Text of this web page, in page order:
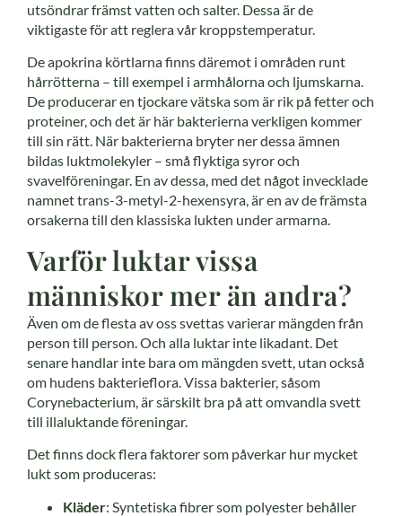
utsöndrar främst vatten och salter. Dessa är de
viktigaste för att reglera vår kroppstemperatur.
De apokrina körtlarna finns däremot i områden runt
hårrötterna – till exempel i armhålorna och ljumskarna.
De producerar en tjockare vätska som är rik på fetter och
proteiner, och det är här bakterierna verkligen kommer
till sin rätt. När bakterierna bryter ner dessa ämnen
bildas luktmolekyler – små flyktiga syror och
svavelföreningar. En av dessa, med det något invecklade
namnet trans-3-metyl-2-hexensyra, är en av de främsta
orsakerna till den klassiska lukten under armarna.
Varför luktar vissa
människor mer än andra?
Även om de flesta av oss svettas varierar mängden från
person till person. Och alla luktar inte likadant. Det
senare handlar inte bara om mängden svett, utan också
om hudens bakterieflora. Vissa bakterier, såsom
Corynebacterium, är särskilt bra på att omvandla svett
till illaluktande föreningar.
Det finns dock flera faktorer som påverkar hur mycket
lukt som produceras:
Kläder: Syntetiska fibrer som polyester behåller